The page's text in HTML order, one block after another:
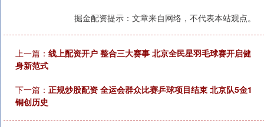
掘金配资提示：文章来自网络，不代表本站观点。
上一篇： 线上配资开户 整合三大赛事 北京全民星羽毛球赛开启健
身新范式
下一篇： 正规炒股配资 全运会群众比赛乒球项目结束 北京队5金1
铜创历史